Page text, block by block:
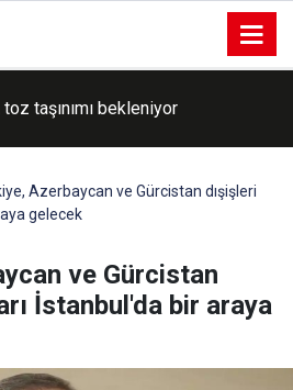
taşınımı bekleniyor
Azerbaycan ve Gürcistan dışişleri
gelecek
ve Gürcistan
İstanbul'da bir araya